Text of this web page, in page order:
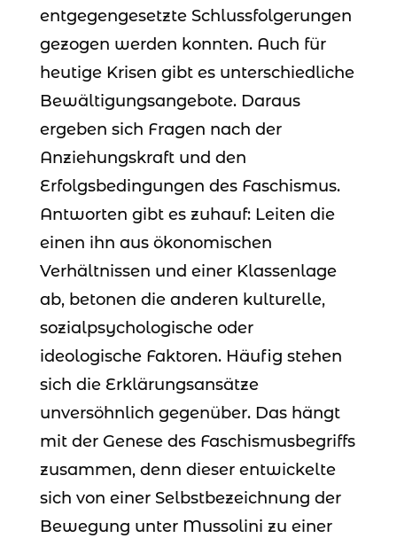
entgegengesetzte Schlussfolgerungen
gezogen werden konnten. Auch für
heutige Krisen gibt es unterschiedliche
Bewältigungsangebote. Daraus
ergeben sich Fragen nach der
Anziehungskraft und den
Erfolgsbedingungen des Faschismus.
Antworten gibt es zuhauf: Leiten die
einen ihn aus ökonomischen
Verhältnissen und einer Klassenlage
ab, betonen die anderen kulturelle,
sozialpsychologische oder
ideologische Faktoren. Häufig stehen
sich die Erklärungsansätze
unversöhnlich gegenüber. Das hängt
mit der Genese des Faschismusbegriffs
zusammen, denn dieser entwickelte
sich von einer Selbstbezeichnung der
Bewegung unter Mussolini zu einer